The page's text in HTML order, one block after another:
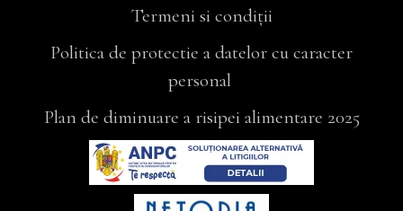
Termeni si condiții
Politica de protectie a datelor cu caracter
personal
Plan de diminuare a risipei alimentare 2025